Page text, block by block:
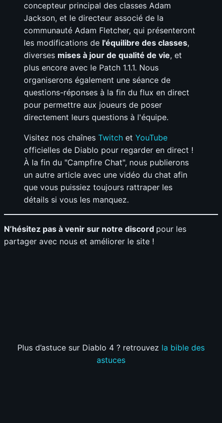
concepteur principal des classes Adam
Jackson, et le directeur associé de la
communauté Adam Fletcher, qui présenteront
les modifications de l'équilibre des classes,
diverses mises à jour de qualité de vie, et
plus encore avec le Patch 1.1.1. Nous
organiserons également une séance de
questions-réponses à la fin du flux en direct
pour permettre aux joueurs de poser
directement leurs questions à l'équipe.
Visitez nos chaînes Twitch et YouTube
officielles de Diablo pour regarder en direct !
À la fin du "Campfire Chat", nous publierons
un autre article avec une vidéo du chat afin
que vous puissiez toujours rattraper les
détails si vous les manquez.
N’hésitez pas à venir sur notre discord pour les
partager avec nous et améliorer le site !
Plus d’astuce sur Diablo 4 ? retrouvez la bible des
astuces